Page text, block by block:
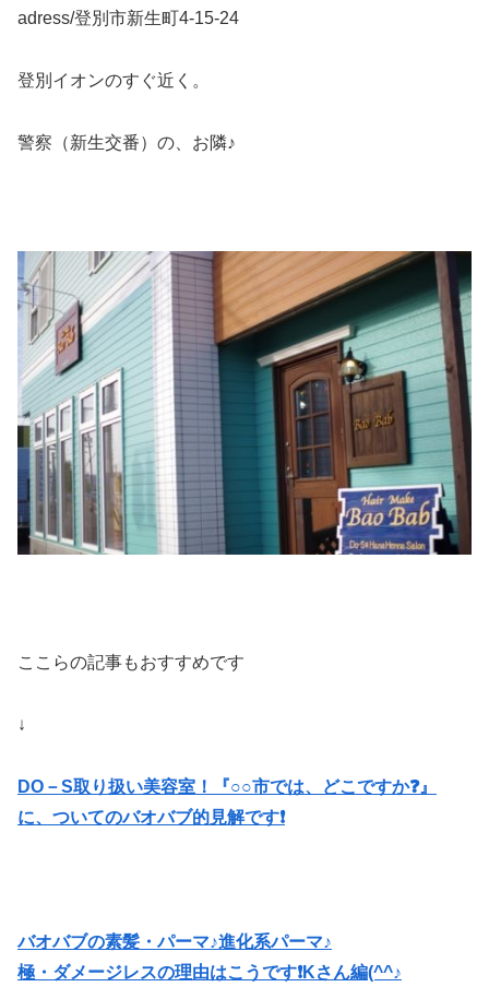
adress/登別市新生町4-15-24
登別イオンのすぐ近く。
警察（新生交番）の、お隣♪
ここらの記事もおすすめです
↓
DO－S取り扱い美容室！『○○市では、どこですか❓』
に、ついてのバオバブ的見解です❗️
バオバブの素髪・パーマ♪進化系パーマ♪
極・ダメージレスの理由はこうです❗️Kさん編(^^♪